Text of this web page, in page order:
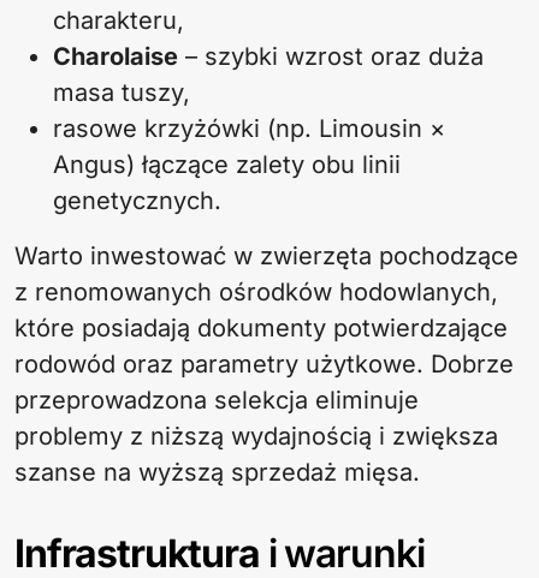
charakteru,
Charolaise – szybki wzrost oraz duża
masa tuszy,
rasowe krzyżówki (np. Limousin ×
Angus) łączące zalety obu linii
genetycznych.
Warto inwestować w zwierzęta pochodzące
z renomowanych ośrodków hodowlanych,
które posiadają dokumenty potwierdzające
rodowód oraz parametry użytkowe. Dobrze
przeprowadzona selekcja eliminuje
problemy z niższą wydajnością i zwiększa
szanse na wyższą sprzedaż mięsa.
Infrastruktura i warunki